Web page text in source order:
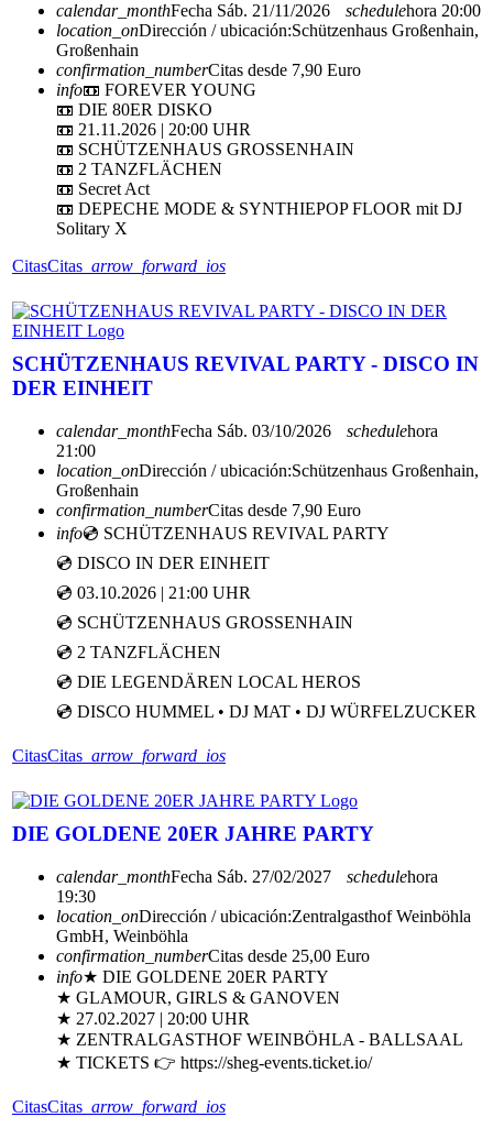
calendar_monthFecha Sáb. 21/11/2026 schedulehora 20:00
location_onDirección / ubicación:Schützenhaus Großenhain,
Großenhain
confirmation_numberCitas desde 7,90 Euro
info📼 FOREVER YOUNG
📼 DIE 80ER DISKO
📼 21.11.2026 | 20:00 UHR
📼 SCHÜTZENHAUS GROSSENHAIN
📼 2 TANZFLÄCHEN
📼 Secret Act
📼 DEPECHE MODE & SYNTHIEPOP FLOOR mit DJ
Solitary X
CitasCitas arrow_forward_ios
SCHÜTZENHAUS REVIVAL PARTY - DISCO IN
DER EINHEIT
calendar_monthFecha Sáb. 03/10/2026 schedulehora
21:00
location_onDirección / ubicación:Schützenhaus Großenhain,
Großenhain
confirmation_numberCitas desde 7,90 Euro
info💿 SCHÜTZENHAUS REVIVAL PARTY
💿 DISCO IN DER EINHEIT
💿 03.10.2026 | 21:00 UHR
💿 SCHÜTZENHAUS GROSSENHAIN
💿 2 TANZFLÄCHEN
💿 DIE LEGENDÄREN LOCAL HEROS
💿 DISCO HUMMEL • DJ MAT • DJ WÜRFELZUCKER
CitasCitas arrow_forward_ios
DIE GOLDENE 20ER JAHRE PARTY
calendar_monthFecha Sáb. 27/02/2027 schedulehora
19:30
location_onDirección / ubicación:Zentralgasthof Weinböhla
GmbH, Weinböhla
confirmation_numberCitas desde 25,00 Euro
info★ DIE GOLDENE 20ER PARTY
★ GLAMOUR, GIRLS & GANOVEN
★ 27.02.2027 | 20:00 UHR
★ ZENTRALGASTHOF WEINBÖHLA - BALLSAAL
★ TICKETS 👉 https://sheg-events.ticket.io/
CitasCitas arrow_forward_ios